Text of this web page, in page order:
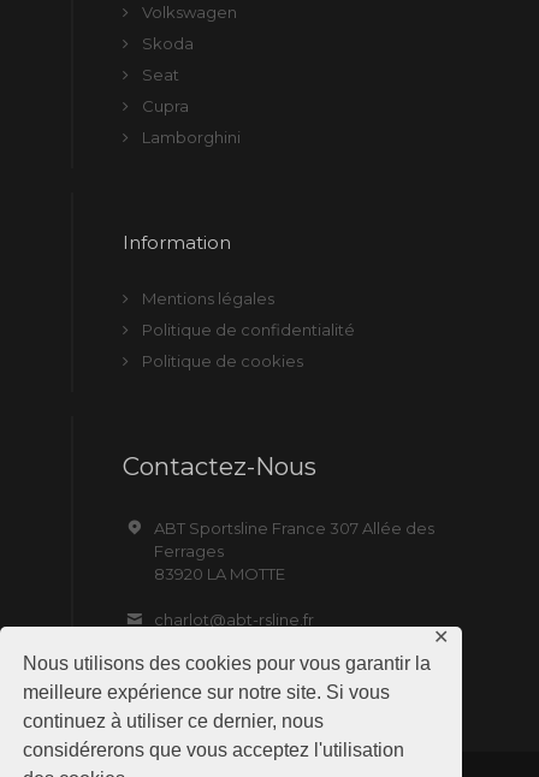
Nous utilisons des cookies pour vous garantir la
meilleure expérience sur notre site. Si vous
continuez à utiliser ce dernier, nous
considérerons que vous acceptez l'utilisation
✕
Volkswagen
Skoda
Seat
Cupra
Lamborghini
Information
Mentions légales
Politique de confidentialité
Politique de cookies
Contactez-Nous
ABT Sportsline France 307 Allée des
Ferrages
83920 LA MOTTE
charlot@abt-rsline.fr